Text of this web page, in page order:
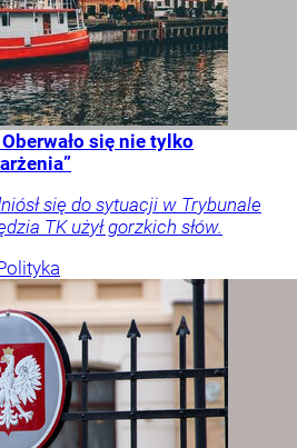
się nie tylko
się do sytuacji w Trybunale
TK użył gorzkich słów.